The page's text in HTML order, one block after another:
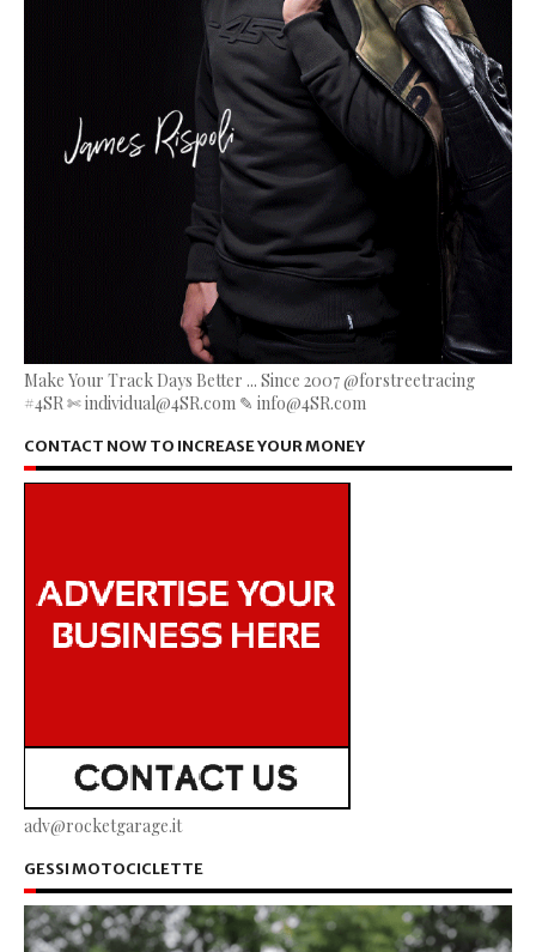
Make Your Track Days Better ... Since 2007 @forstreetracing
#4SR ✄ individual@4SR.com ✎ info@4SR.com
CONTACT NOW TO INCREASE YOUR MONEY
adv@rocketgarage.it
GESSI MOTOCICLETTE